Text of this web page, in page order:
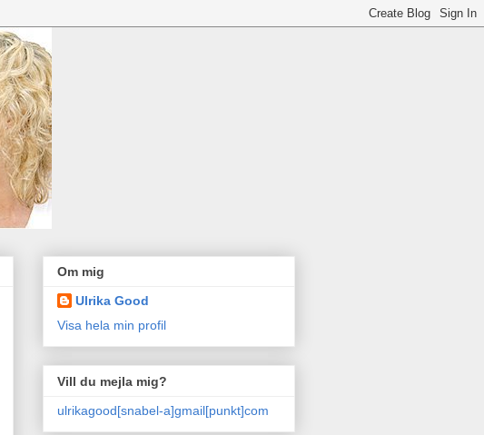
Om mig
Ulrika Good
Visa hela min profil
Vill du mejla mig?
ulrikagood[snabel-a]gmail[punkt]com